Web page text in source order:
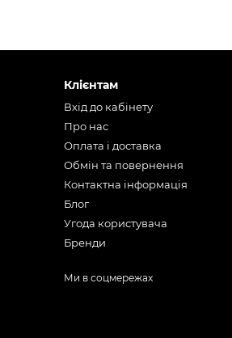
Клієнтам
Вхід до кабінету
Про нас
Оплата і доставка
Обмін та повернення
Контактна інформація
Блог
Угода користувача
Бренди
Ми в соцмережах